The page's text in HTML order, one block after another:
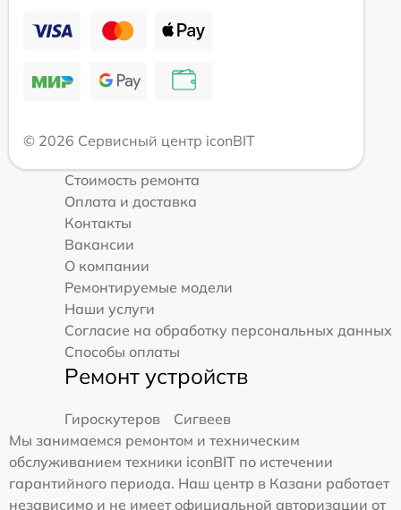
© 2026 Сервисный центр iconBIT
Стоимость ремонта
Оплата и доставка
Контакты
Вакансии
О компании
Ремонтируемые модели
Наши услуги
Согласие на обработку персональных данных
Способы оплаты
Ремонт устройств
Гироскутеров
Сигвеев
Мы занимаемся ремонтом и техническим
обслуживанием техники iconBIT по истечении
гарантийного периода. Наш центр в Казани работает
независимо и не имеет официальной авторизации от